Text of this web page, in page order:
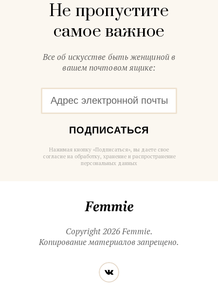
Не пропустите
самое важное
Все об искусстве быть женщиной в
вашем почтовом ящике:
ПОДПИСАТЬСЯ
Нажимая кнопку «Подписаться», вы даете свое
согласие на обработку, хранение и распространение
персональных данных
Copyright 2026 Femmie.
Копирование материалов запрещено.
Читайте
нас
в социальных